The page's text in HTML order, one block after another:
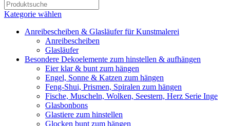
Kategorie wählen
Anreibescheiben & Glasläufer für Kunstmalerei
Anreibescheiben
Glasläufer
Besondere Dekoelemente zum hinstellen & aufhängen
Eier klar & bunt zum hängen
Engel, Sonne & Katzen zum hängen
Feng-Shui, Prismen, Spiralen zum hängen
Fische, Muscheln, Wolken, Seestern, Herz Serie Inge
Glasbonbons
Glastiere zum hinstellen
Glocken bunt zum hängen